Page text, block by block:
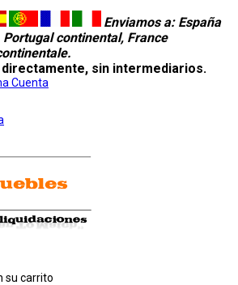
Enviamos a: España
continental, France
sin intermediarios.
Cuenta
su carrito